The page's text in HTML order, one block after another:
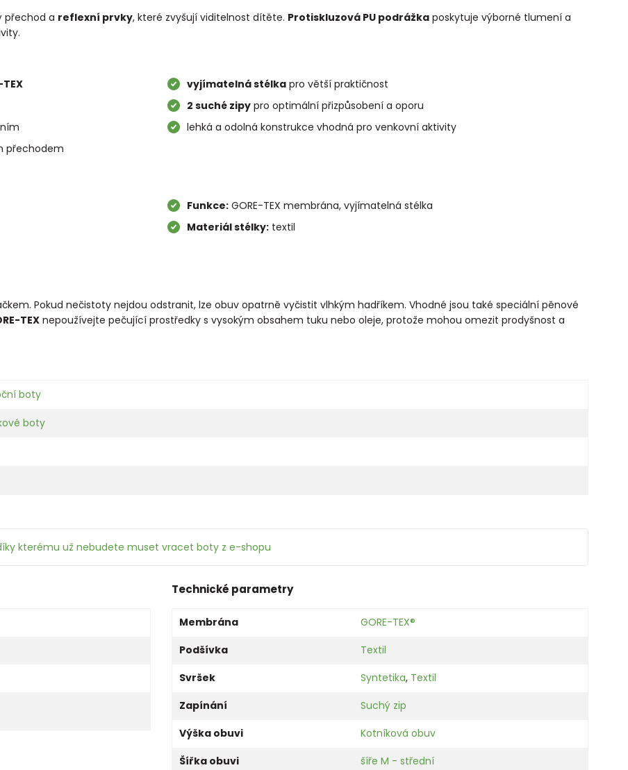
přechod a reflexní prvky, které zvyšují viditelnost dítěte. Protiskluzová PU podrážka poskytuje výborné tlumení a
vyjímatelná stélkapro větší praktičnost
2 suché zipypro optimální přizpůsobení a oporu
lehká a odolná konstrukce vhodná pro venkovní aktivity
přechodem
Funkce:GORE-TEX membrána, vyjímatelná stélka
Materiál stélky:textil
Pokud nečistoty nejdou odstranit, lze obuv opatrně vyčistit vlhkým hadříkem. Vhodné jsou také speciální pěnové
TEX nepoužívejte pečující prostředky s vysokým obsahem tuku nebo oleje, protože mohou omezit prodyšnost a
boty
boty
kterému už nebudete muset vracet boty z e-shopu
Technické parametry
Membrána
GORE-TEX®
Podšívka
Textil
Svršek
Syntetika, Textil
Zapínání
Suchý zip
Výška obuvi
Kotníková obuv
Šířka obuvi
šíře M - střední